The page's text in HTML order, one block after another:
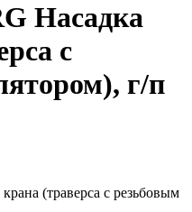
Насадка
с
г/п